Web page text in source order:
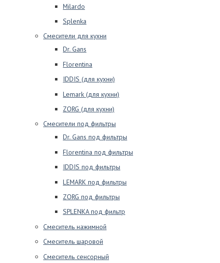
Milardo
Splenka
Смесители для кухни
Dr. Gans
Florentina
IDDIS (для кухни)
Lemark (для кухни)
ZORG (для кухни)
Смесители под фильтры
Dr. Gans под фильтры
Florentina под фильтры
IDDIS под фильтры
LEMARK под фильтры
ZORG под фильтры
SPLENKA под фильтр
Смеситель нажимной
Смеситель шаровой
Смеситель сенсорный